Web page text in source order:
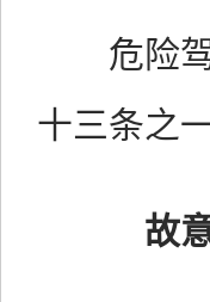
危险驾
十三条之
故